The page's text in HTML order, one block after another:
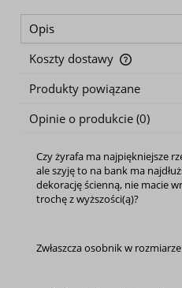
Opis
Koszty dostawy
Cena nie zawiera
Produkty powiązane
Opinie o produkcie (0)
Czy żyrafa ma najpiękniejsze
ale szyję to na bank ma
dekorację ścienną, nie macie
trochę z wyższości(ą)?
Zwłaszcza osobnik w